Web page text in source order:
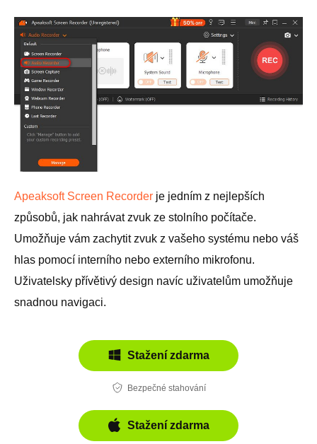
Apeaksoft Screen Recorder je jedním z nejlepších
způsobů, jak nahrávat zvuk ze stolního počítače.
Umožňuje vám zachytit zvuk z vašeho systému nebo váš
hlas pomocí interního nebo externího mikrofonu.
Uživatelsky přívětivý design navíc uživatelům umožňuje
snadnou navigaci.
Stažení zdarma
Bezpečné stahování
Stažení zdarma